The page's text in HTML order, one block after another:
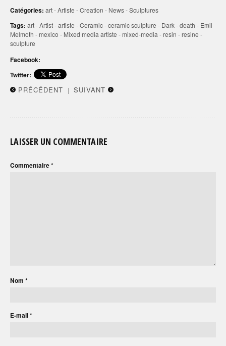
Catégories: art-Artiste -Creation - News-Sculptures
Tags: art-Artist-artiste -Ceramic-ceramic sculpture - Dark-death - Emil
Melmoth -mexico - Mixed media artiste -mixed-media -resin -resine -
sculpture
Facebook:
Twitter:
PRÉCÉDENT | SUIVANT
LAISSER UN COMMENTAIRE
Commentaire*
Nom *
E-mail*